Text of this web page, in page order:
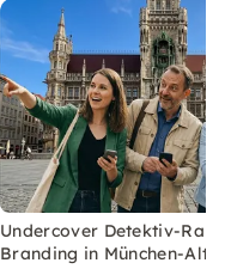
Undercover Detektiv-
Branding in München-